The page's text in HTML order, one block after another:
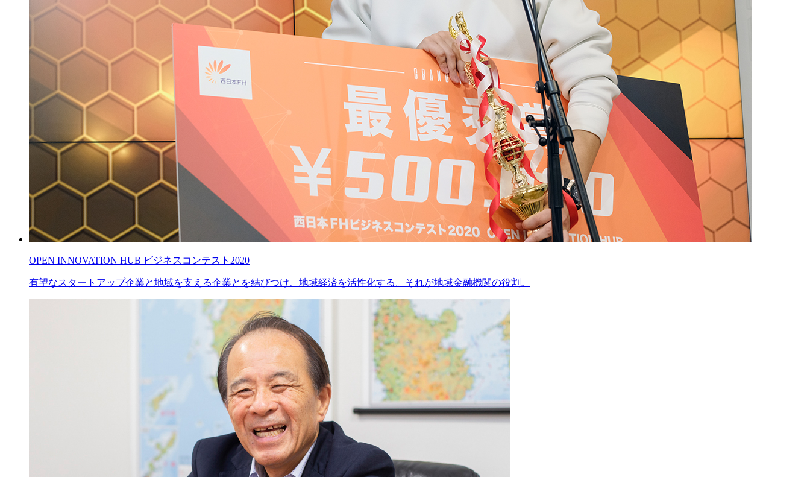
OPEN INNOVATION HUB ビジネスコンテスト2020
有望なスタートアップ企業と地域を支える企業とを結びつけ、地域経済を活性化する。それが地域金融機関の役割。